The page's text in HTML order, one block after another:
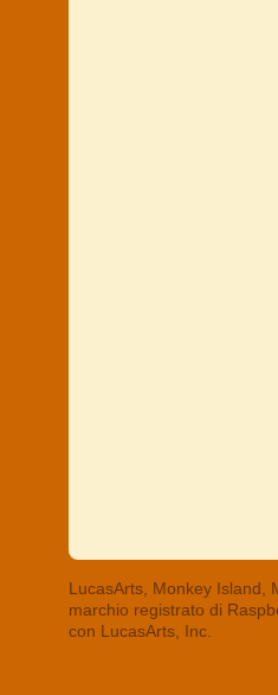
LucasArts, Monkey Island,
marchio registrato di
con LucasArts, Inc.